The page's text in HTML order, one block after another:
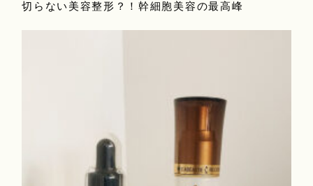
切らない美容整形？！幹細胞美容の最高峰